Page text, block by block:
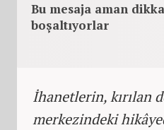
Bu mesaja aman
boşaltıyorlar
İhanetlerin, kırılan
merkezindeki